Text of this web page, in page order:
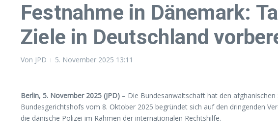
Festnahme in Dänemark:
Ziele in Deutschland
Von JPD 5. November 2025 13:11
Berlin, 5. November 2025 (JPD) – Die Bundesanwaltschaft hat den
Bundesgerichtshofs vom 8. Oktober 2025 begründet sich auf den dringenden
die dänische Polizei im Rahmen der internationalen Rechtshilfe.